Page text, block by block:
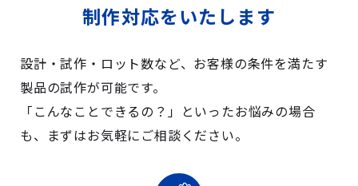
制作対応をいたします
設計・試作・ロット数など、お客様の条件を満たす
製品の試作が可能です。
「こんなことできるの？」といったお悩みの場合
も、まずはお気軽にご相談ください。